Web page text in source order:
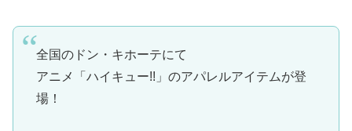
全国のドン・キホーテにて
アニメ「ハイキュー!!」のアパレルアイテムが登
場！